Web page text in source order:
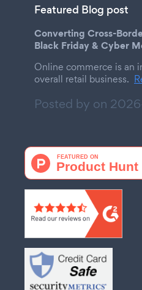
Featured Blog post
Converting Cross-
Black Friday & Cyber
Online commerce is an
overall retail business.
Posted by on